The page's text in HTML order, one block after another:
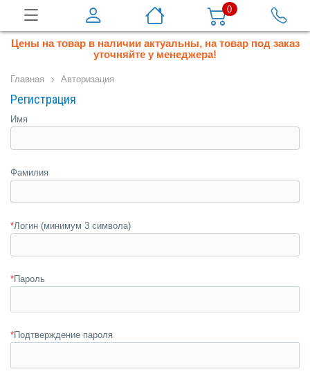
0
Цены на товар в наличии актуальны, на товар под заказ
уточняйте у менеджера!
Главная Авторизация
Регистрация
Имя
Фамилия
*Логин (минимум 3 символа)
*Пароль
*Подтверждение пароля